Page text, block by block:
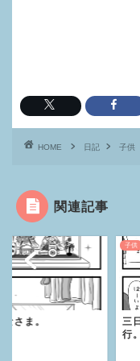
HOME 日記 子供
関連記事
子供
三日月村&スネーク旅